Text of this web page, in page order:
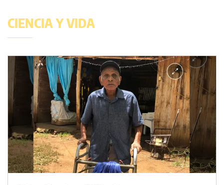
CIENCIA Y VIDA